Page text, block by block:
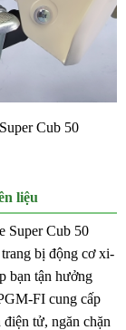
Cub 50
liệu
Super Cub 50
bị động cơ xi-
bạn tận hưởng
FI cung cấp
tử, ngăn chặn